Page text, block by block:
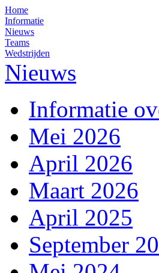
Home
Informatie
Nieuws
Teams
Wedstrijden
Nieuws
Informatie
Mei 2026
April 2026
Maart 2026
April 2025
September